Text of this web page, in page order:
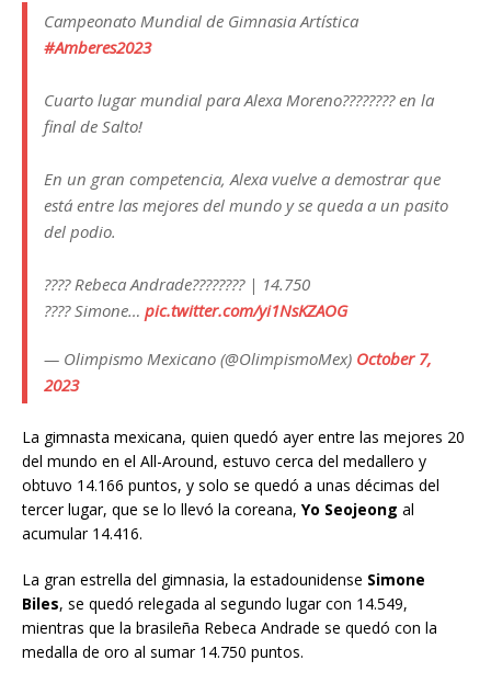
Campeonato Mundial de Gimnasia Artística
#Amberes2023
Cuarto lugar mundial para Alexa Moreno???????? en la
final de Salto!
En un gran competencia, Alexa vuelve a demostrar que
está entre las mejores del mundo y se queda a un pasito
del podio.
???? Rebeca Andrade???????? | 14.750
???? Simone… pic.twitter.com/yi1NsKZAOG
— Olimpismo Mexicano (@OlimpismoMex) October 7,
2023
La gimnasta mexicana, quien quedó ayer entre las mejores 20
del mundo en el All-Around, estuvo cerca del medallero y
obtuvo 14.166 puntos, y solo se quedó a unas décimas del
tercer lugar, que se lo llevó la coreana, Yo Seojeong al
acumular 14.416.
La gran estrella del gimnasia, la estadounidense Simone
Biles, se quedó relegada al segundo lugar con 14.549,
mientras que la brasileña Rebeca Andrade se quedó con la
medalla de oro al sumar 14.750 puntos.